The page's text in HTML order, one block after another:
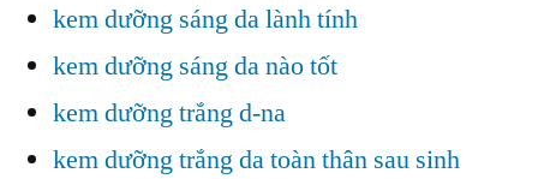
kem dưỡng sáng da lành tính
kem dưỡng sáng da nào tốt
kem dưỡng trắng d-na
kem dưỡng trắng da toàn thân sau sinh